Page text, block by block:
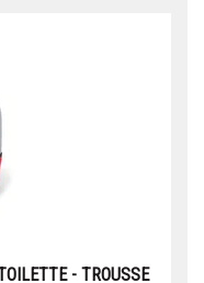
- TROUSSE